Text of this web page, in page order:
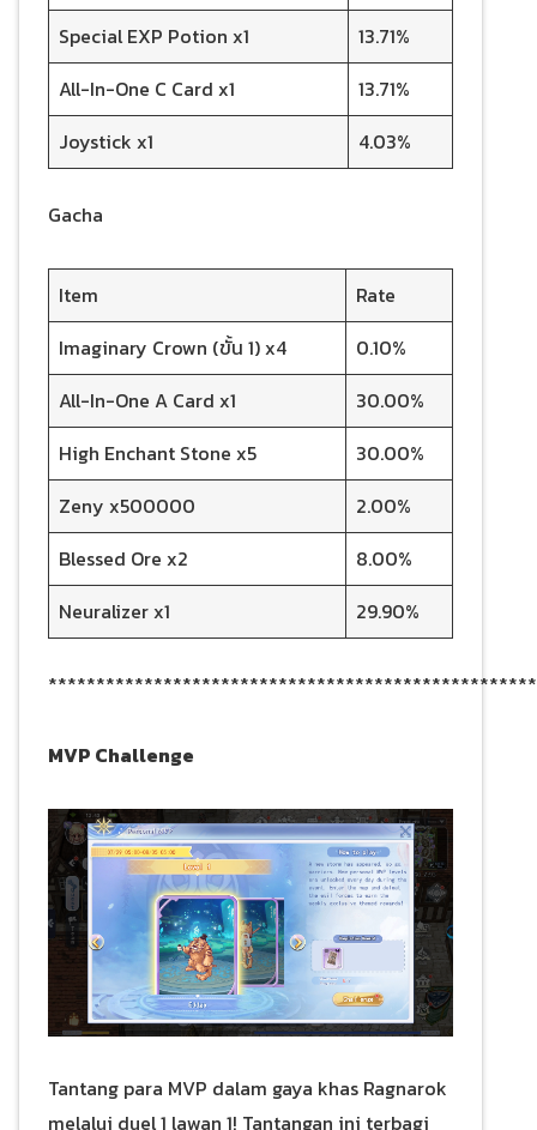
Special EXP Potion x1
13.71%
All-In-One C Card x1
13.71%
Joystick x1
4.03%
Gacha
Item
Rate
Imaginary Crown (ขั้น 1) x4
0.10%
All-In-One A Card x1
30.00%
High Enchant Stone x5
30.00%
Zeny x500000
2.00%
Blessed Ore x2
8.00%
Neuralizer x1
29.90%
MVP Challenge
Tantang para MVP dalam gaya khas Ragnarok
melalui duel 1 lawan 1! Tantangan ini terbagi